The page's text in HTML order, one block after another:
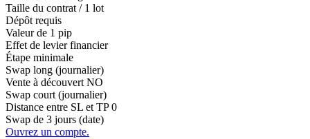
Taille du contrat / 1 lot
Dépôt requis
Valeur de 1 pip
Effet de levier financier
Étape minimale
Swap long (journalier)
Vente à découvert NO
Swap court (journalier)
Distance entre SL et TP 0
Swap de 3 jours (date)
Ouvrez un compte.